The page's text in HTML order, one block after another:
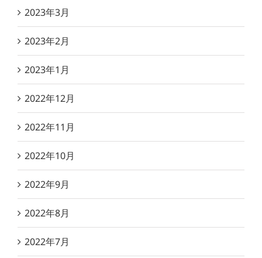
2023年3月
2023年2月
2023年1月
2022年12月
2022年11月
2022年10月
2022年9月
2022年8月
2022年7月